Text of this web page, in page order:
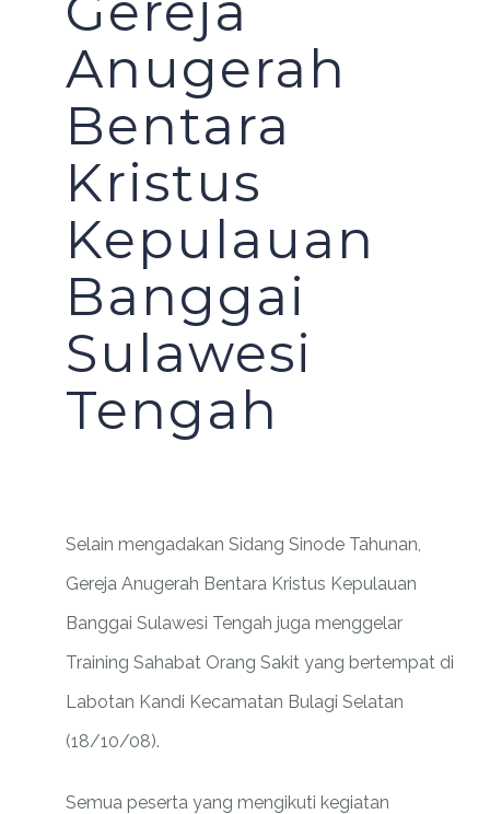
Anugerah
Bentara
Kristus
Kepulauan
Banggai
Sulawesi
Tengah
Selain mengadakan Sidang Sinode Tahunan,
Gereja Anugerah Bentara Kristus Kepulauan
Banggai Sulawesi Tengah juga menggelar
Training Sahabat Orang Sakit yang bertempat di
Labotan Kandi Kecamatan Bulagi Selatan
(18/10/08).
Semua peserta yang mengikuti kegiatan